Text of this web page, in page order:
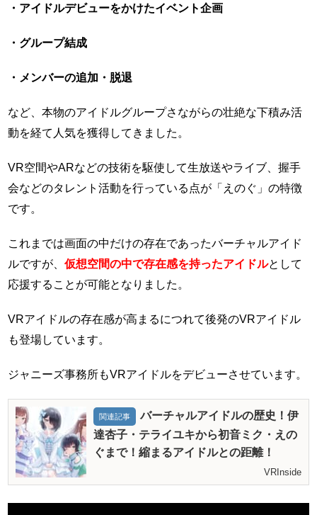
・アイドルデビューをかけたイベント企画
・グループ結成
・メンバーの追加・脱退
など、本物のアイドルグループさながらの壮絶な下積み活
動を経て人気を獲得してきました。
VR空間やARなどの技術を駆使して生放送やライブ、握手
会などのタレント活動を行っている点が「えのぐ」の特徴
です。
これまでは画面の中だけの存在であったバーチャルアイド
ルですが、仮想空間の中で存在感を持ったアイドルとして
応援することが可能となりました。
VRアイドルの存在感が高まるにつれて後発のVRアイドル
も登場しています。
ジャニーズ事務所もVRアイドルをデビューさせています。
関連記事
バーチャルアイドルの歴史！伊
達杏子・テライユキから初音ミク・えの
ぐまで！縮まるアイドルとの距離！
VRInside